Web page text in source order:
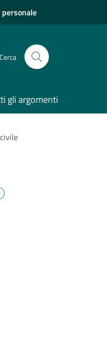
Cerca
gli argomenti